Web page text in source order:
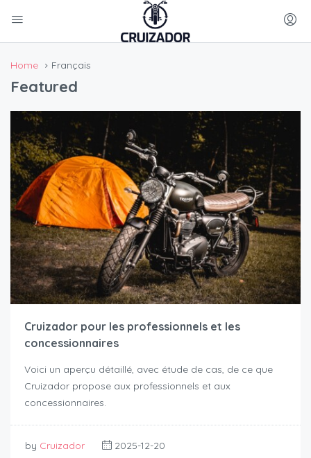
Home Français
Featured
Cruizador pour les professionnels et les
concessionnaires
Voici un aperçu détaillé, avec étude de cas, de ce que
Cruizador propose aux professionnels et aux
concessionnaires.
by Cruizador
2025-12-20